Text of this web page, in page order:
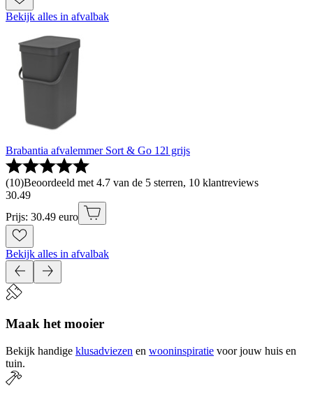
Bekijk alles in afvalbak
Brabantia afvalemmer Sort & Go 12l grijs
(10)Beoordeeld met 4.7 van de 5 sterren, 10 klantreviews
30.49
Prijs: 30.49 euro
Bekijk alles in afvalbak
Maak het mooier
Bekijk handige klusadviezen en wooninspiratie voor jouw huis en
tuin.